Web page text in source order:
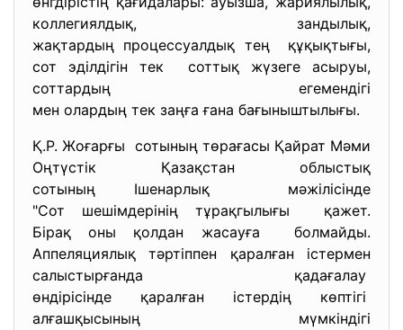
коллегиялдық, зандылық,
жақтардың процессуалдық тең құқықтығы,
сот эділдігін тек соттық жүзеге асыруы,
соттардың егемендігі
мен олардың тек заңға ғана бағыныштылығы.
Қ.Р. Жоғарғы сотының төрағасы Қайрат Мәми
Оңтүстік Қазақстан облыстық
сотының Ішенарлық мәжілісінде
"Сот шешімдерінің тұрақгылығы қажет.
Бірақ оны қолдан жасауға болмайды.
Аппеляциялық тәртіппен қаралған істермен
салыстырғанда қадағалау
өндірісінде қаралған істердің көптігі
алғашқысының мүмкіндігі